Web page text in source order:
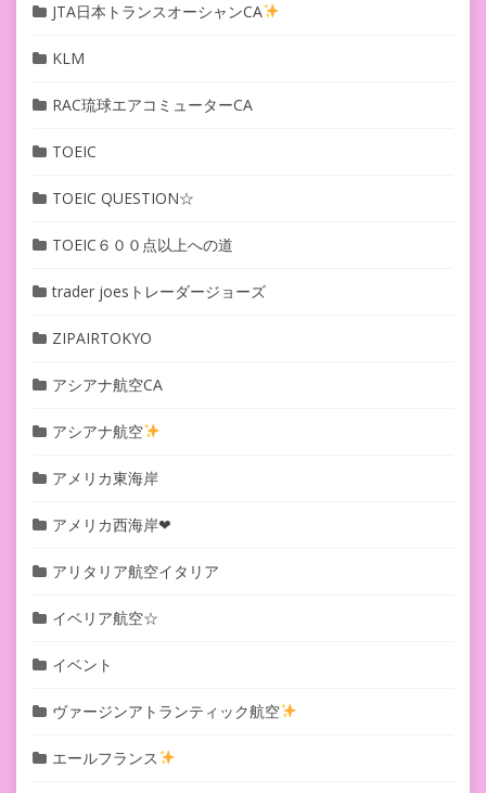
JTA日本トランスオーシャンCA
KLM
RAC琉球エアコミューターCA
TOEIC
TOEIC QUESTION☆
TOEIC６００点以上への道
trader joesトレーダージョーズ
ZIPAIRTOKYO
アシアナ航空CA
アシアナ航空
アメリカ東海岸
アメリカ西海岸❤︎
アリタリア航空イタリア
イベリア航空☆
イベント
ヴァージンアトランティック航空
エールフランス